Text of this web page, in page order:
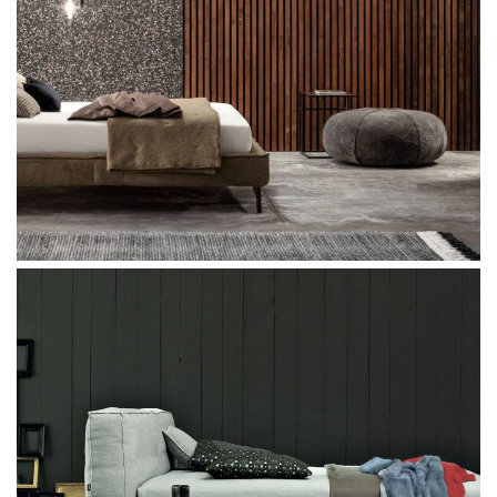
Poltrona Frau Suzie Wong